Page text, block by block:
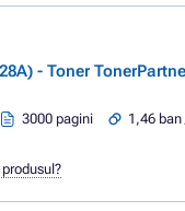
- Toner
3000 pagini
1,46